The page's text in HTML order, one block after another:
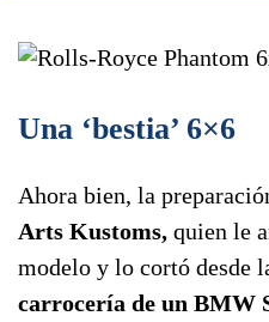
Una ‘bestia’ 6×6
Ahora bien, la
Arts Kustoms, quien le
modelo y lo cortó desde
carrocería de un BMW